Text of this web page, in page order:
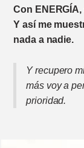
Con ENERGÍA,
Y así me
nada a nadie.
Y recupero
más voy a
prioridad.